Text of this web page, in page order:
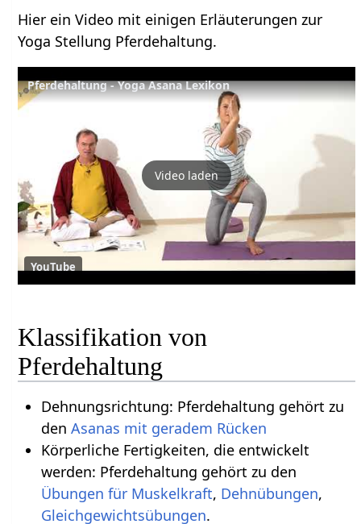
Hier ein Video mit einigen Erläuterungen zur
Yoga Stellung Pferdehaltung.
Pferdehaltung - Yoga Asana Lexikon
Video laden
YouTube
Klassifikation von
Pferdehaltung
Dehnungsrichtung: Pferdehaltung gehört zu
den Asanas mit geradem Rücken
Körperliche Fertigkeiten, die entwickelt
werden: Pferdehaltung gehört zu den
Übungen für Muskelkraft, Dehnübungen,
Gleichgewichtsübungen.